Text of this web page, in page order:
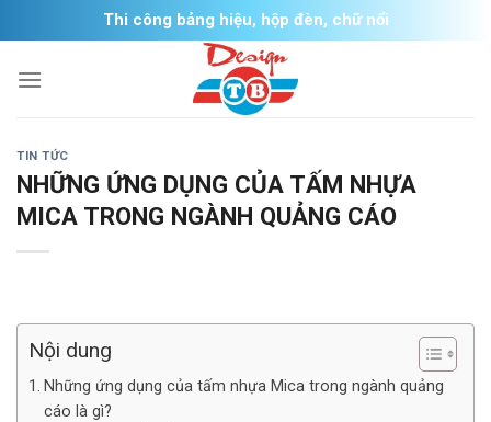
to
content
Thi công bảng hiệu, hộp đèn, chữ nổi
TIN TỨC
NHỮNG ỨNG DỤNG CỦA TẤM NHỰA
MICA TRONG NGÀNH QUẢNG CÁO
Nội dung
Những ứng dụng của tấm nhựa Mica trong ngành quảng
cáo là gì?